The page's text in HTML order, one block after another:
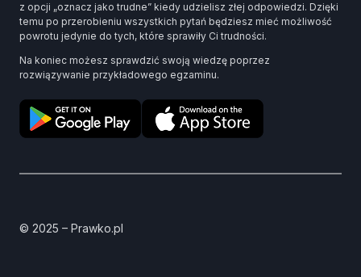
z opcji „oznacz jako trudne” kiedy udzielisz złej odpowiedzi. Dzięki
temu po przerobieniu wszystkich pytań będziesz mieć możliwość
powrotu jedynie do tych, które sprawiły Ci trudności.
Na koniec możesz sprawdzić swoją wiedzę poprzez
rozwiązywanie przykładowego egzaminu.
© 2025 – Prawko.pl